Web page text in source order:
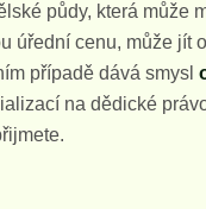
půdy, která může
úřední cenu, může jít
případě dává smysl
na dědické